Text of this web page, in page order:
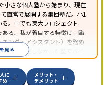
小さな個人塾から始まり、現在
直営で展開する集団塾だ。小1
。中でも東大プロジェクト
る。私が着目する特徴は、臨
ング・アシスタント）を務め
分が満足しなかった塾でバイ
が戻ってきてくれる塾は良い塾
見る
に
め
メリット・
デメリット